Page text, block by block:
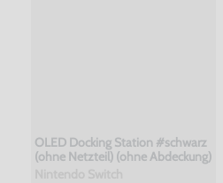
OLED Docking Station #schwarz
(ohne Netzteil) (ohne Abdeckung)